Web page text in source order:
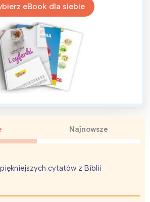
eBook dla siebie
Najnowsze
cytatów z Biblii